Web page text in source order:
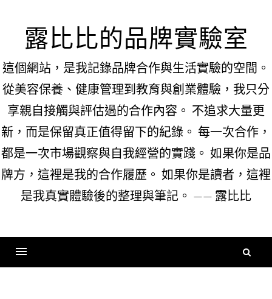
content露比比的品牌實驗室
這個網站，是我記錄品牌合作與生活實驗的空間。
從美容保養、健康管理到教育與創業體驗，我只分
享親自接觸與評估過的合作內容。 不追求大量更
新，而是保留真正值得留下的紀錄。 每一次合作，
都是一次市場觀察與自我經營的實踐。 如果你是品
牌方，這裡是我的合作履歷。 如果你是讀者，這裡
是我真實體驗後的整理與筆記。 —— 露比比